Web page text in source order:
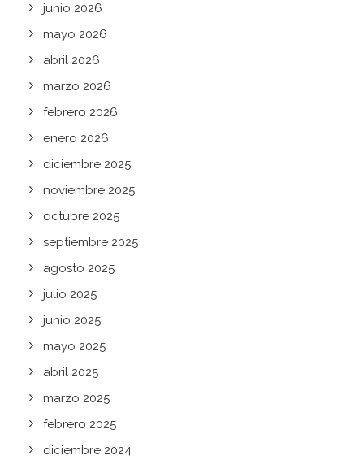
junio 2026
mayo 2026
abril 2026
marzo 2026
febrero 2026
enero 2026
diciembre 2025
noviembre 2025
octubre 2025
septiembre 2025
agosto 2025
julio 2025
junio 2025
mayo 2025
abril 2025
marzo 2025
febrero 2025
diciembre 2024